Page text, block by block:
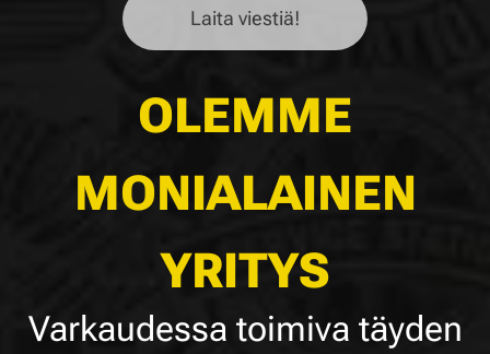
Laita viestiä!
OLEMME
MONIALAINEN
YRITYS
Varkaudessa toimiva täyden